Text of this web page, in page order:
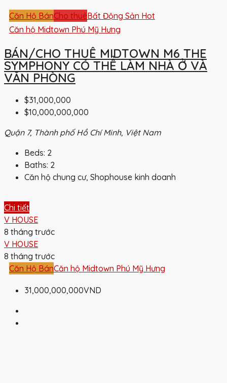
Căn Hộ BánCho thuêBất Động Sản Hot
Căn hộ Midtown Phú Mỹ Hưng
BÁN/CHO THUÊ MIDTOWN M6 THE
SYMPHONY CÓ THỂ LÀM NHÀ Ở VÀ
VĂN PHÒNG
$31,000,000
$10,000,000,000
Quận 7, Thành phố Hồ Chí Minh, Việt Nam
Beds: 2
Baths: 2
Căn hộ chung cư, Shophouse kinh doanh
Chi tiết
V HOUSE
8 tháng trước
V HOUSE
8 tháng trước
Căn Hộ BánCăn hộ Midtown Phú Mỹ Hưng
31,000,000,000VND